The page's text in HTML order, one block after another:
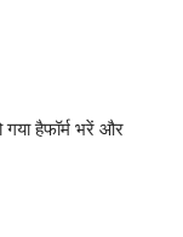
हैफॉर्म भरें और